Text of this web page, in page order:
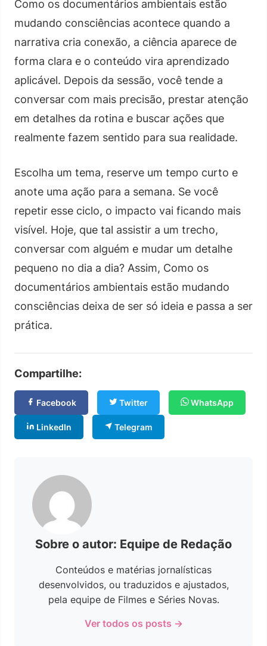
Como os documentários ambientais estão
mudando consciências acontece quando a
narrativa cria conexão, a ciência aparece de
forma clara e o conteúdo vira aprendizado
aplicável. Depois da sessão, você tende a
conversar com mais precisão, prestar atenção
em detalhes da rotina e buscar ações que
realmente fazem sentido para sua realidade.
Escolha um tema, reserve um tempo curto e
anote uma ação para a semana. Se você
repetir esse ciclo, o impacto vai ficando mais
visível. Hoje, que tal assistir a um trecho,
conversar com alguém e mudar um detalhe
pequeno no dia a dia? Assim, Como os
documentários ambientais estão mudando
consciências deixa de ser só ideia e passa a ser
prática.
Compartilhe:
Facebook Twitter WhatsApp
LinkedIn Telegram
Sobre o autor: Equipe de Redação
Conteúdos e matérias jornalísticas
desenvolvidos, ou traduzidos e ajustados,
pela equipe de Filmes e Séries Novas.
Ver todos os posts →